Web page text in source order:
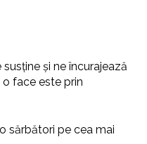
și ne încurajează
face este prin
sărbători pe cea mai